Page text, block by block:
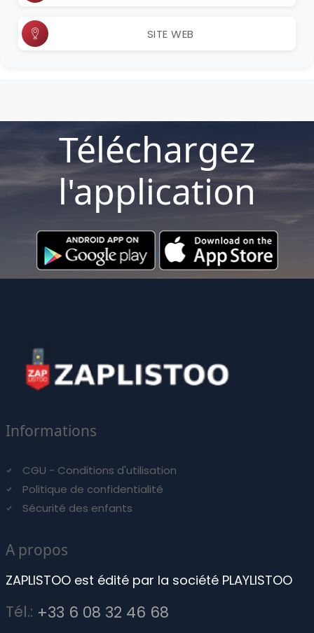
SITE WEB
Téléchargez
l'application
Informations
CGU - Conditions d'utilisation
Politique de confidentialité
Sécurité des enfants
A propos
ZAPLISTOO est édité par la société PLAYLISTOO
Tél.: +33 6 08 32 46 68